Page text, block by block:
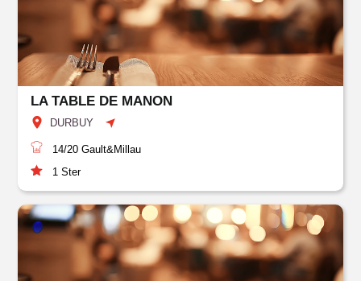
LA TABLE DE MANON
DURBUY
14/20 Gault&Millau
1 Ster